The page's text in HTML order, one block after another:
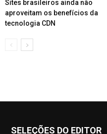
Sites brasileiros ainda não
aproveitam os benefícios da
tecnologia CDN
SELEÇÕES DO EDITOR